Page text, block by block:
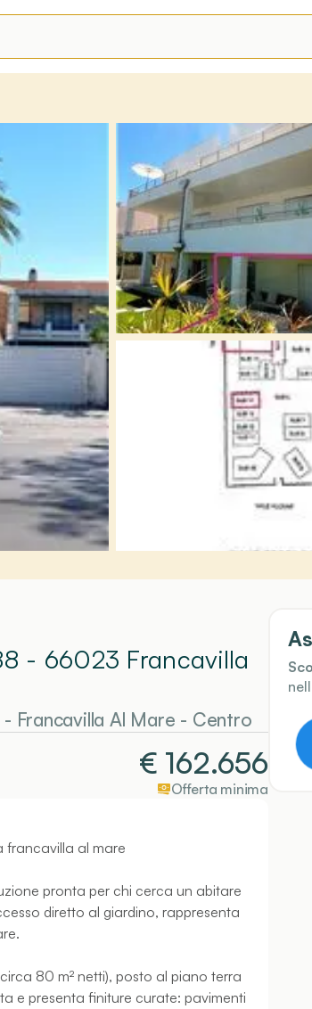
- 66023 Francavilla
- Francavilla Al Mare - Centro
€ 162.656
Offerta minima
francavilla al mare
pronta per chi cerca un abitare
diretto al giardino, rappresenta
80 m² netti), posto al piano terra
e presenta finiture curate: pavimenti